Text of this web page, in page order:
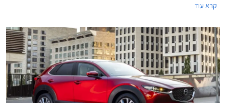
בלק אדישן (Black Edition) כאופציה.
קרא עוד